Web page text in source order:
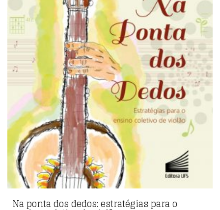
Na ponta dos dedos: estratégias para o